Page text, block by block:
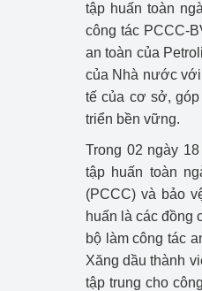
tập huấn toàn
công tác PCCC-
an toàn của
của Nhà nước
tế của cơ sở,
triển bền vững.
Trong 02 ngày
tập huấn toàn
(PCCC) và bảo
huấn là các đồng
bộ làm công tác
Xăng dầu thành
tập trung cho